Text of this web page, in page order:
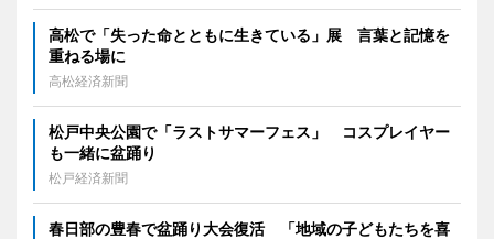
高松で「失った命とともに生きている」展 言葉と記憶を
重ねる場に
高松経済新聞
松戸中央公園で「ラストサマーフェス」 コスプレイヤー
も一緒に盆踊り
松戸経済新聞
春日部の豊春で盆踊り大会復活 「地域の子どもたちを喜